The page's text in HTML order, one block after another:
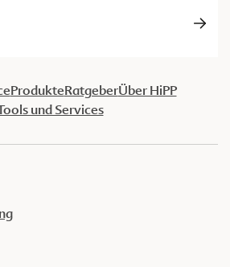
ProdukteRatgeberÜber HiPP
und Services